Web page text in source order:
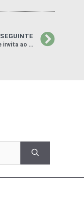
SEGUINTE
O alcalde invita ao presidente Rueda a que se achegue ás zonas das Neves afectadas polo temporal de xaneiro